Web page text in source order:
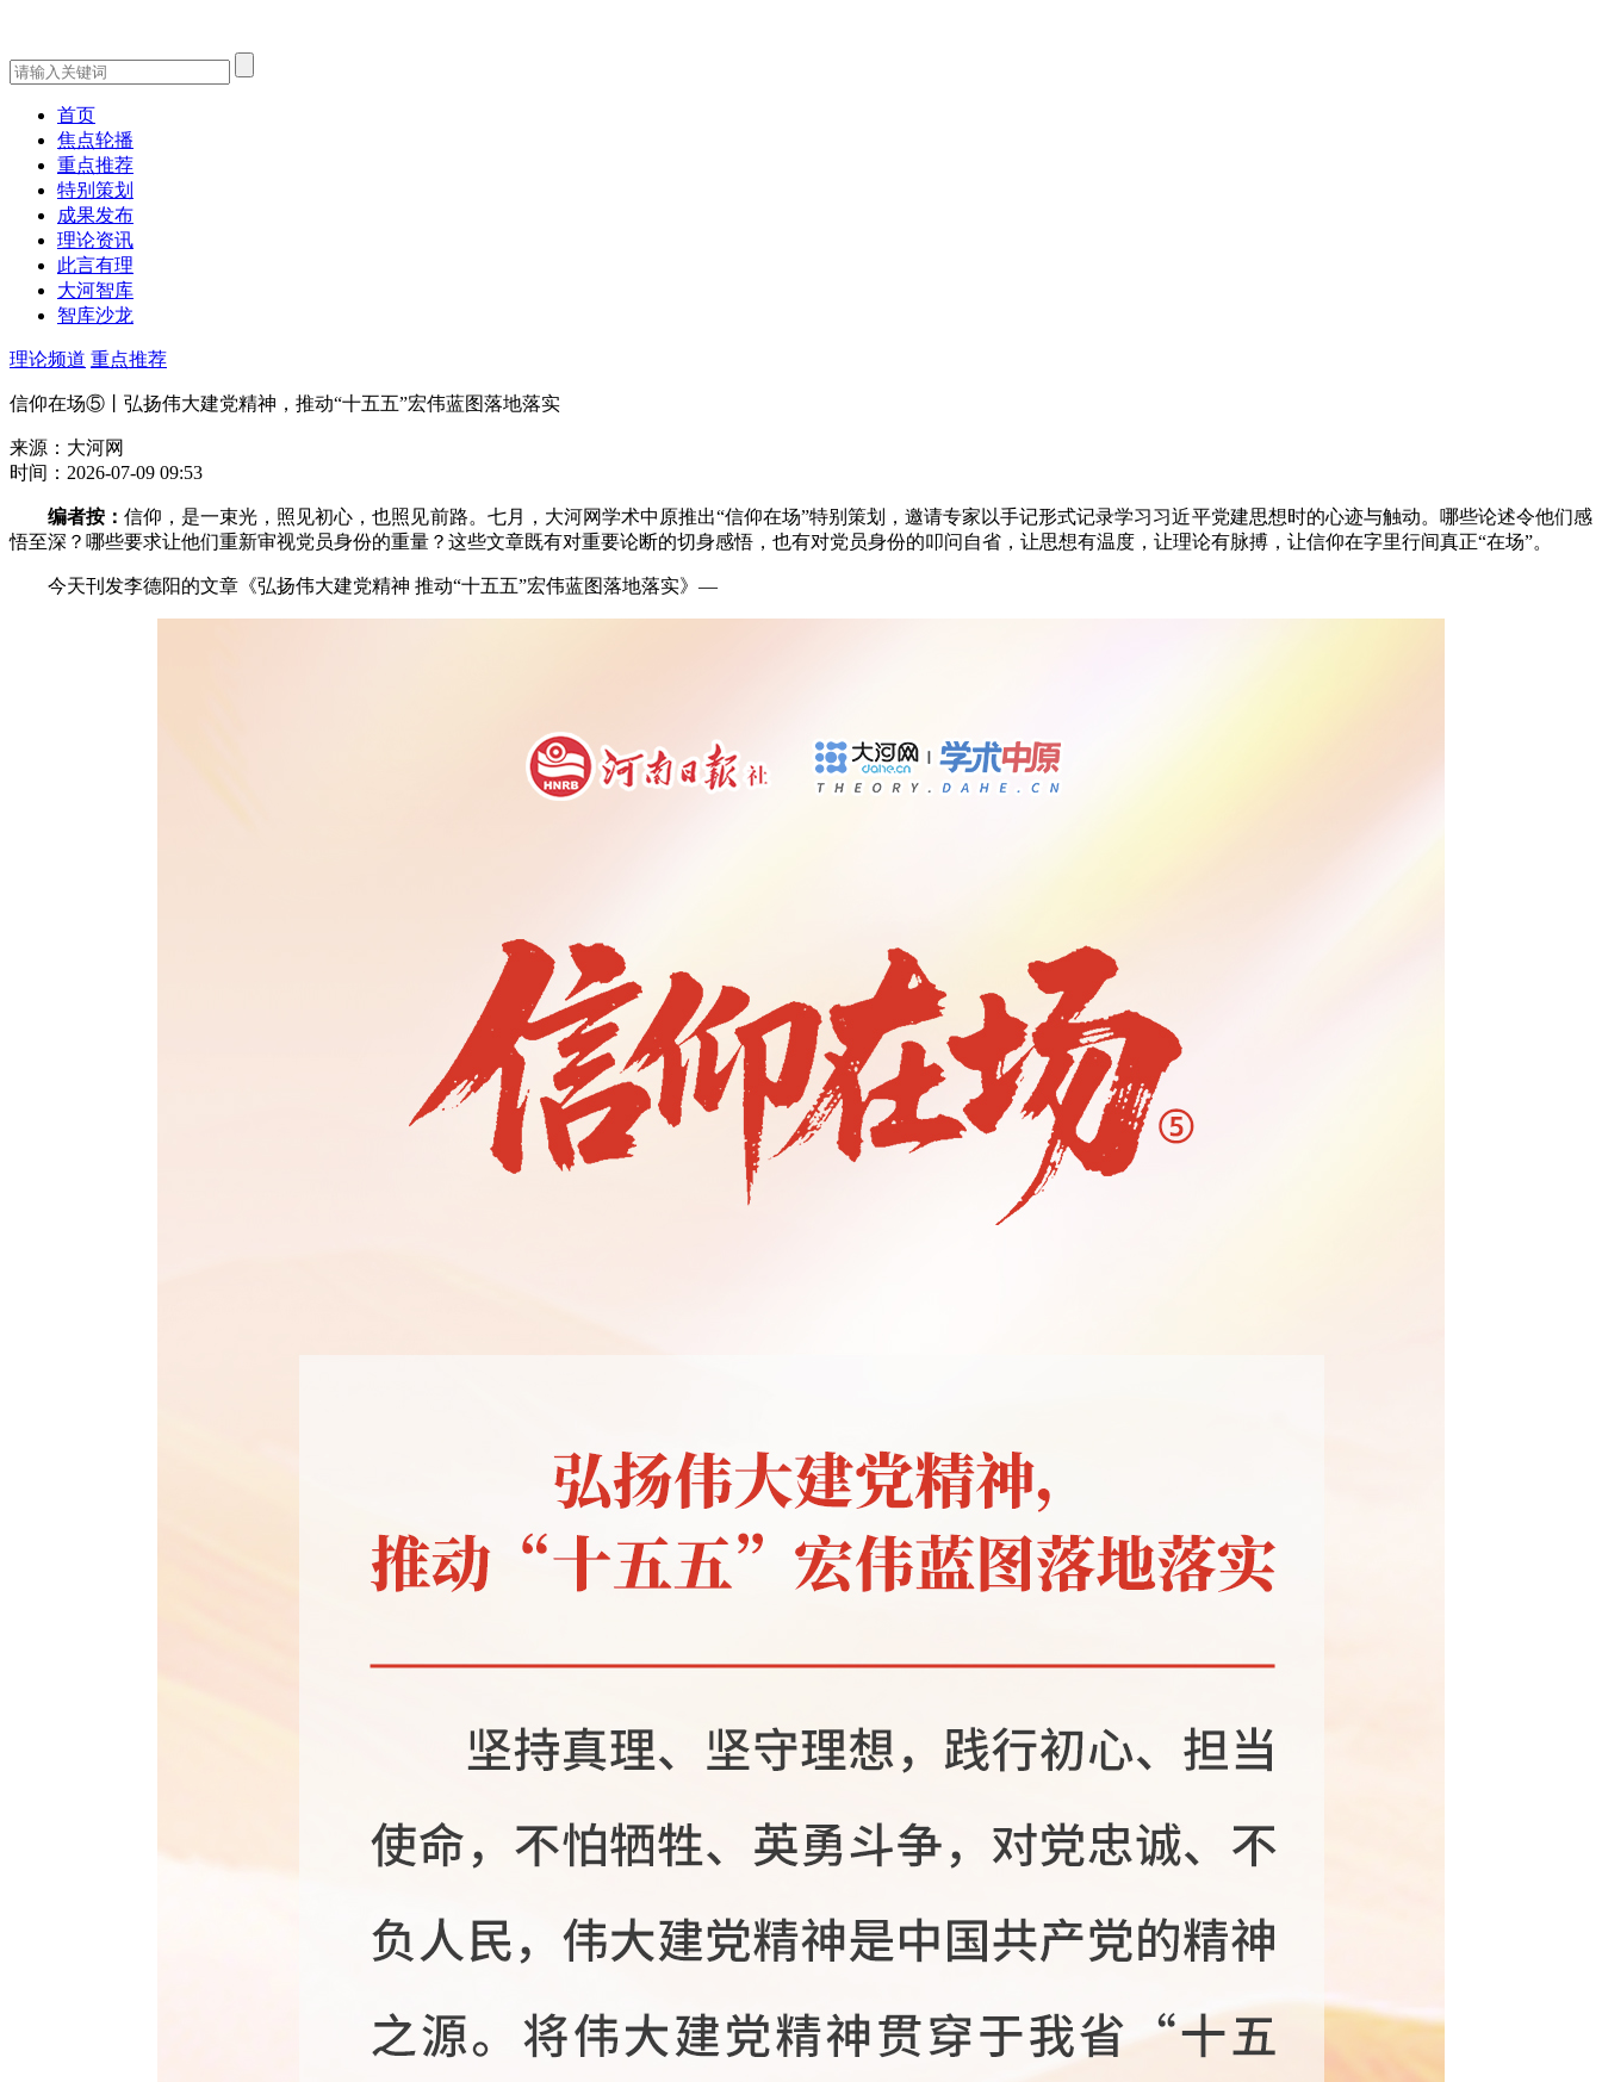
首页
焦点轮播
重点推荐
特别策划
成果发布
理论资讯
此言有理
大河智库
智库沙龙
理论频道 重点推荐
信仰在场⑤丨弘扬伟大建党精神，推动“十五五”宏伟蓝图落地落实
来源：大河网
时间：2026-07-09 09:53
编者按：信仰，是一束光，照见初心，也照见前路。七月，大河网学术中原推出“信仰在场”特别策划，邀请专家以手记形式记录学习习近平党建思想时的心迹与触动。哪些论述令他们感
悟至深？哪些要求让他们重新审视党员身份的重量？这些文章既有对重要论断的切身感悟，也有对党员身份的叩问自省，让思想有温度，让理论有脉搏，让信仰在字里行间真正“在场”。
今天刊发李德阳的文章《弘扬伟大建党精神 推动“十五五”宏伟蓝图落地落实》—